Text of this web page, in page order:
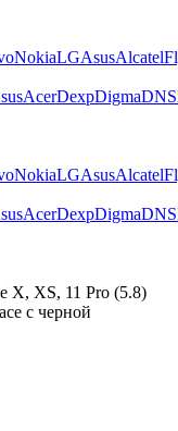
NokiaLGAsusAlcatel
AcerDexpDigmaDNS
NokiaLGAsusAlcatel
AcerDexpDigmaDNS
X, XS, 11 Pro (5.8)
с черной